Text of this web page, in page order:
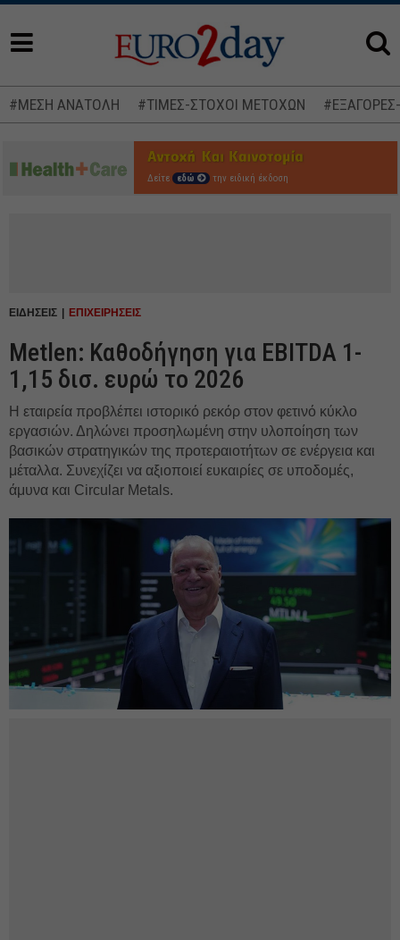
#ΜΕΣΗ ΑΝΑΤΟΛΗ #ΤΙΜΕΣ-ΣΤΟΧΟΙ ΜΕΤΟΧΩΝ
Δείτε εδώ την ειδική έκδοση
ΕΙΔΗΣΕΙΣ ΕΠΙΧΕΙΡΗΣΕΙΣ
Metlen: Καθοδήγηση για EBITDA 1-
1,15 δισ. ευρώ το 2026
Η εταιρεία προβλέπει ιστορικό ρεκόρ στον φετινό κύκλο
εργασιών. Δηλώνει προσηλωμένη στην υλοποίηση των
βασικών στρατηγικών της προτεραιοτήτων σε ενέργεια και
μέταλλα. Συνεχίζει να αξιοποιεί ευκαιρίες σε υποδομές,
άμυνα και Circular Metals.